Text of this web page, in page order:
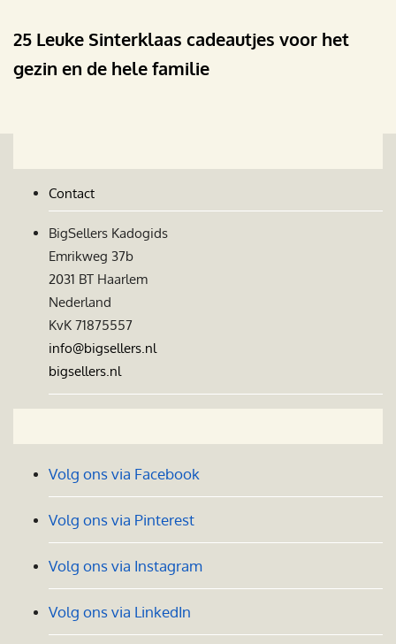
25 Leuke Sinterklaas cadeautjes voor het
gezin en de hele familie
Contact
BigSellers Kadogids
Emrikweg 37b
2031 BT Haarlem
Nederland
KvK 71875557
info@bigsellers.nl
bigsellers.nl
Volg ons via Facebook
Volg ons via Pinterest
Volg ons via Instagram
Volg ons via LinkedIn